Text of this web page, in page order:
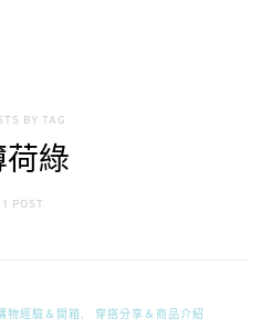
BY TAG
綠
1 POST
物經驗＆開箱 穿搭分享＆商品介紹